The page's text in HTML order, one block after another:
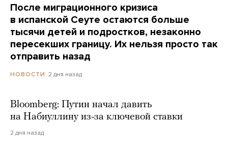
После миграционного кризиса
в испанской Сеуте остаются больше
тысячи детей и подростков, незаконно
пересекших границу. Их нельзя просто так
отправить назад
НОВОСТИ 2 дня назад
Bloomberg: Путин начал давить
на Набиуллину из-за ключевой ставки
2 дня назад